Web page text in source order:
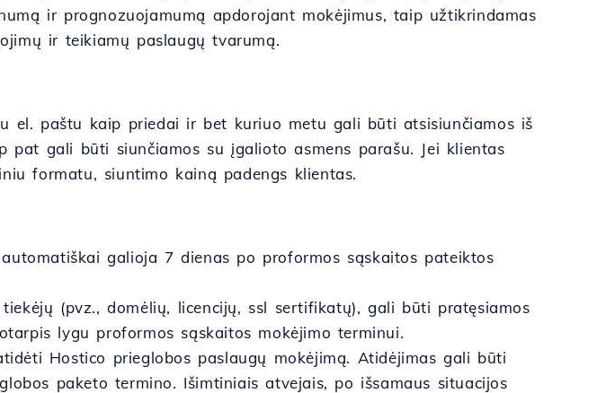
ir prognozuojamumą apdorojant mokėjimus, taip užtikrindamas
ir teikiamų paslaugų tvarumą.
el. paštu kaip priedai ir bet kuriuo metu gali būti atsisiunčiamos iš
pat gali būti siunčiamos su įgalioto asmens parašu. Jei klientas
formatu, siuntimo kainą padengs klientas.
galioja 7 dienas po proformos sąskaitos pateiktos
(pvz., domėlių, licencijų, ssl sertifikatų), gali būti pratęsiamos
lygu proformos sąskaitos mokėjimo terminui.
Hostico prieglobos paslaugų mokėjimą. Atidėjimas gali būti
paketo termino. Išimtiniais atvejais, po išsamaus situacijos